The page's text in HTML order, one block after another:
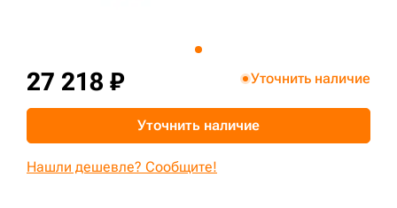
27 218 ₽ Уточнить наличие
Уточнить наличие
Нашли дешевле? Сообщите!